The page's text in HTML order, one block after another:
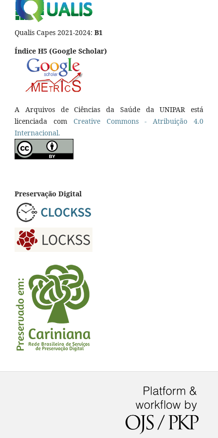
Qualis Capes 2021-2024: B1
Índice H5 (Google Scholar)
A Arquivos de Ciências da Saúde da UNIPAR está
licenciada com Creative Commons - Atribuição 4.0
Internacional.
Preservação Digital